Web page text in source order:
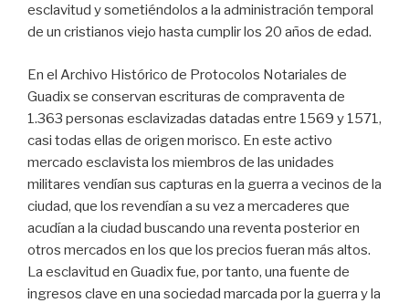
esclavitud y sometiéndolos a la administración temporal
de un cristianos viejo hasta cumplir los 20 años de edad.
En el Archivo Histórico de Protocolos Notariales de
Guadix se conservan escrituras de compraventa de
1.363 personas esclavizadas datadas entre 1569 y 1571,
casi todas ellas de origen morisco. En este activo
mercado esclavista los miembros de las unidades
militares vendían sus capturas en la guerra a vecinos de la
ciudad, que los revendían a su vez a mercaderes que
acudían a la ciudad buscando una reventa posterior en
otros mercados en los que los precios fueran más altos.
La esclavitud en Guadix fue, por tanto, una fuente de
ingresos clave en una sociedad marcada por la guerra y la